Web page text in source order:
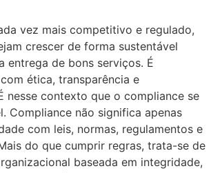
vez mais competitivo e regulado,
crescer de forma sustentável
entrega de bons serviços. É
ética, transparência e
nesse contexto que o compliance se
Compliance não significa apenas
com leis, normas, regulamentos e
do que cumprir regras, trata-se de
baseada em integridade,